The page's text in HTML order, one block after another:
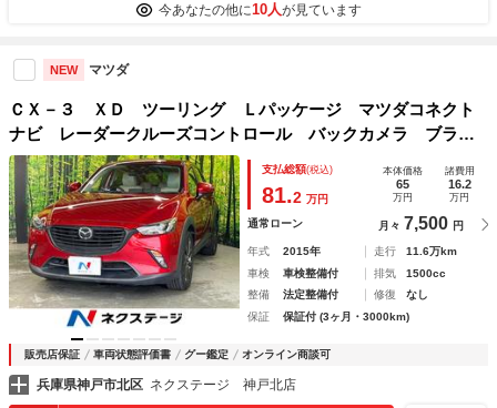
今あなたの他に10人が見ています
NEW マツダ
ＣＸ－３ ＸＤ ツーリング Ｌパッケージ マツダコネクト
ナビ レーダークルーズコントロール バックカメラ ブライ
ンドスポットモニター 前席シートヒーター ＥＴＣ
支払総額(税込)
81.2 万円
本体価格
65
万円
諸費用
16.2
万円
通常ローン 月々 7,500 円
年式 2015年 走行
11.6万km
車検
車検整備付 排気
1500cc
整備
法定整備付 修復
なし
保証
保証付 (3ヶ月・3000km)
販売店保証 車両状態評価書 グー鑑定 オンライン商談可
兵庫県神戸市北区 ネクステージ 神戸北店